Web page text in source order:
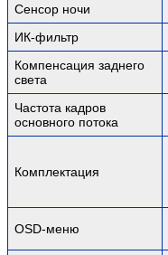
Сенсор ночи
ИК-фильтр
Компенсация заднего
света
Частота кадров
основного потока
Комплектация
OSD-меню